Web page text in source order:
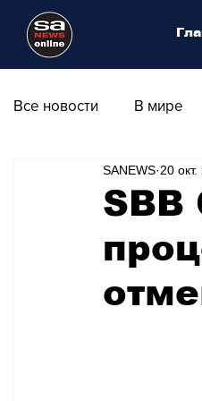
Все новости В мире
Общество Армия
Транспорт
SBB
SANEWS 20 окт.